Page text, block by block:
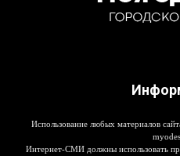
Использование любых материалов
Интернет-СМИ должны использовать